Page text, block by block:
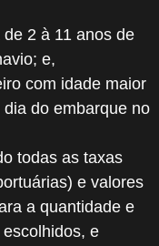
2 à 11 anos de
e,
com idade maior
do embarque no
todas as taxas
e valores
a quantidade e
e